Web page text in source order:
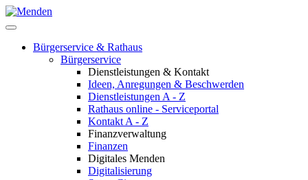
Bürgerservice & Rathaus
Bürgerservice
Dienstleistungen & Kontakt
Ideen, Anregungen & Beschwerden
Dienstleistungen A - Z
Rathaus online - Serviceportal
Kontakt A - Z
Finanzverwaltung
Finanzen
Digitales Menden
Digitalisierung